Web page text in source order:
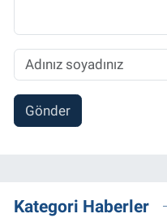
Gönder
Kategori Haberler